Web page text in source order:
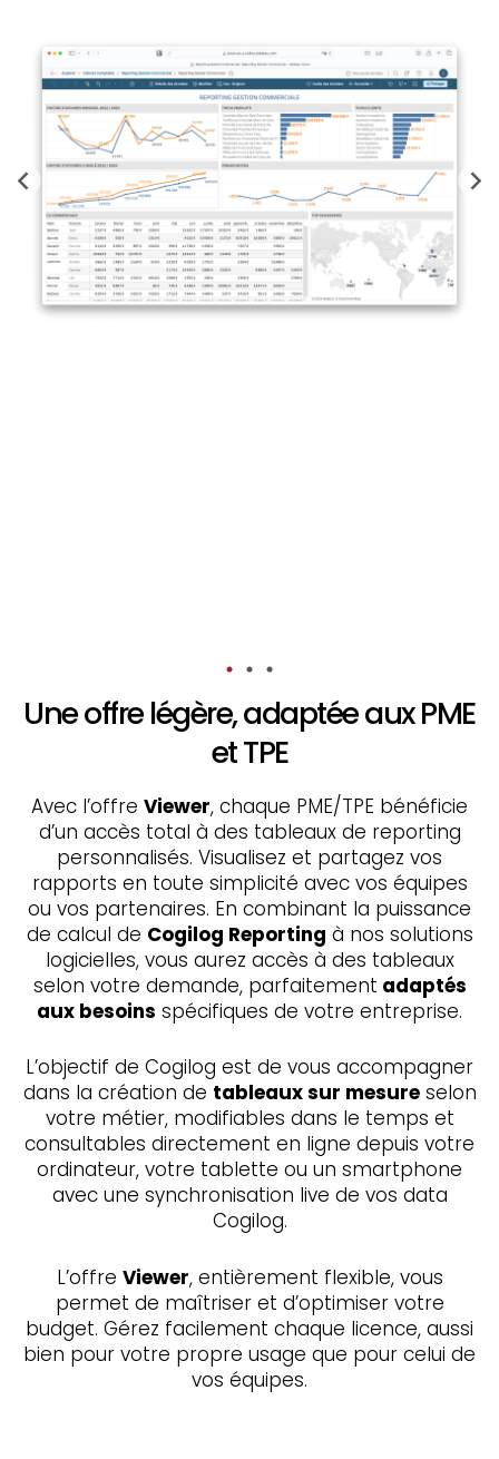
Une offre légère, adaptée aux PME
et TPE
Avec l’offre Viewer, chaque PME/TPE bénéficie
d’un accès total à des tableaux de reporting
personnalisés. Visualisez et partagez vos
rapports en toute simplicité avec vos équipes
ou vos partenaires. En combinant la puissance
de calcul de Cogilog Reporting à nos solutions
logicielles, vous aurez accès à des tableaux
selon votre demande, parfaitement adaptés
aux besoins spécifiques de votre entreprise.
L’objectif de Cogilog est de vous accompagner
dans la création de tableaux sur mesureselon
votre métier, modifiables dans le temps et
consultables directement en ligne depuis votre
ordinateur, votre tablette ou un smartphone
avec une synchronisation live de vos data
Cogilog.
L’offre Viewer, entièrement flexible, vous
permet de maîtriser et d’optimiser votre
budget. Gérez facilement chaque licence, aussi
bien pour votre propre usage que pour celui de
vos équipes.